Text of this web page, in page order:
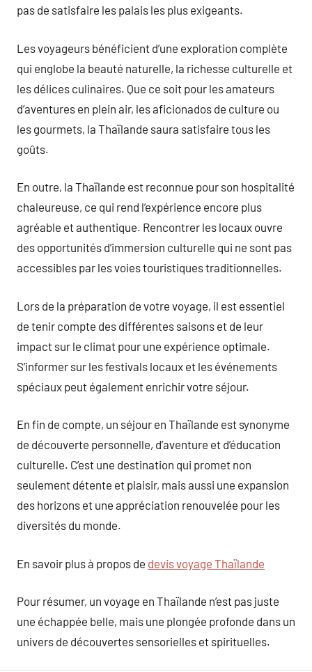
pas de satisfaire les palais les plus exigeants.
Les voyageurs bénéficient d’une exploration complète
qui englobe la beauté naturelle, la richesse culturelle et
les délices culinaires. Que ce soit pour les amateurs
d’aventures en plein air, les aficionados de culture ou
les gourmets, la Thaïlande saura satisfaire tous les
goûts.
En outre, la Thaïlande est reconnue pour son hospitalité
chaleureuse, ce qui rend l’expérience encore plus
agréable et authentique. Rencontrer les locaux ouvre
des opportunités d’immersion culturelle qui ne sont pas
accessibles par les voies touristiques traditionnelles.
Lors de la préparation de votre voyage, il est essentiel
de tenir compte des différentes saisons et de leur
impact sur le climat pour une expérience optimale.
S’informer sur les festivals locaux et les événements
spéciaux peut également enrichir votre séjour.
En fin de compte, un séjour en Thaïlande est synonyme
de découverte personnelle, d’aventure et d’éducation
culturelle. C’est une destination qui promet non
seulement détente et plaisir, mais aussi une expansion
des horizons et une appréciation renouvelée pour les
diversités du monde.
En savoir plus à propos de devis voyage Thaïlande
Pour résumer, un voyage en Thaïlande n’est pas juste
une échappée belle, mais une plongée profonde dans un
univers de découvertes sensorielles et spirituelles.